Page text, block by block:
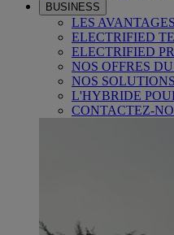
BUSINESS
LES
ELECTRIFIED
ELECTRIFIED
NOS OFFRES
NOS
L'HYBRIDE
CONTACTEZ-